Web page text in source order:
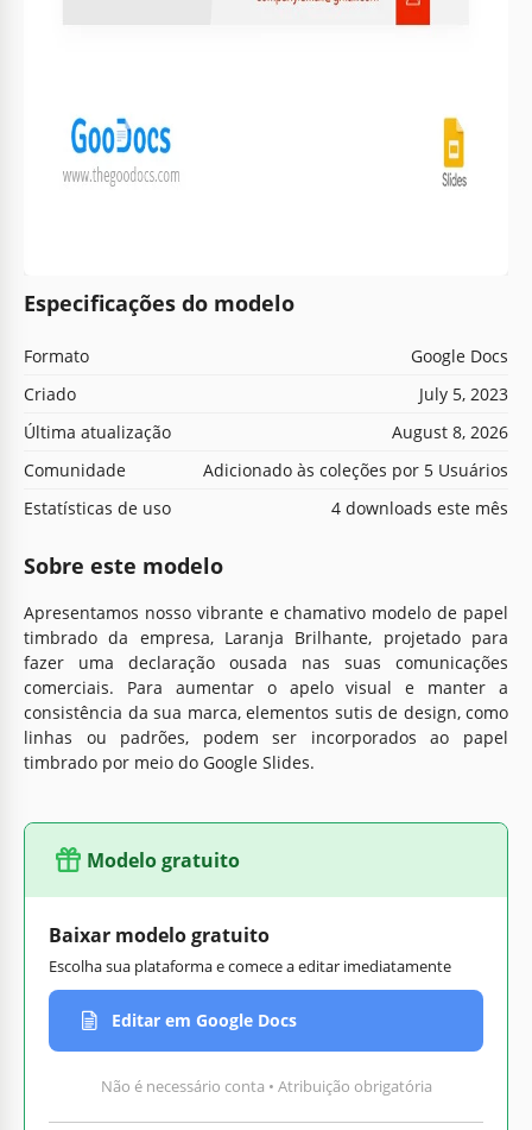
Especificações do modelo
Formato
Google Docs
Criado
July 5, 2023
Última atualização
August 8, 2026
Comunidade
Adicionado às coleções por 5 Usuários
Estatísticas de uso
4 downloads este mês
Sobre este modelo
Apresentamos nosso vibrante e chamativo modelo de papel
timbrado da empresa, Laranja Brilhante, projetado para
fazer uma declaração ousada nas suas comunicações
comerciais. Para aumentar o apelo visual e manter a
consistência da sua marca, elementos sutis de design, como
linhas ou padrões, podem ser incorporados ao papel
timbrado por meio do Google Slides.
Modelo gratuito
Baixar modelo gratuito
Escolha sua plataforma e comece a editar imediatamente
Editar em Google Docs
Não é necessário conta • Atribuição obrigatória